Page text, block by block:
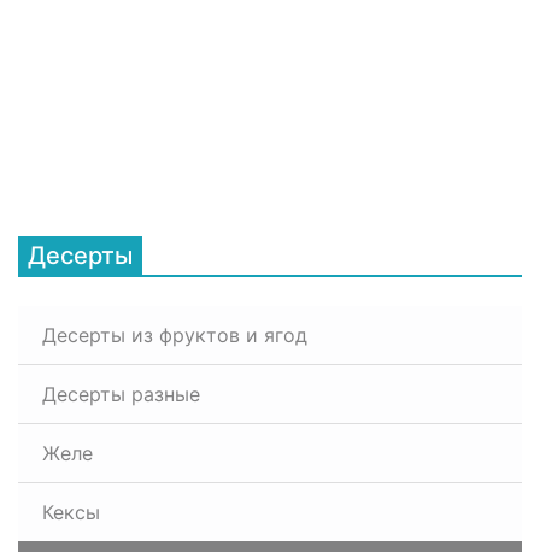
Десерты
Десерты из фруктов и ягод
Десерты разные
Желе
Кексы